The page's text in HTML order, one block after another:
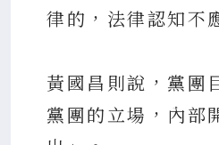
律的，法律認知不
黃國昌則說，黨團
黨團的立場，內部